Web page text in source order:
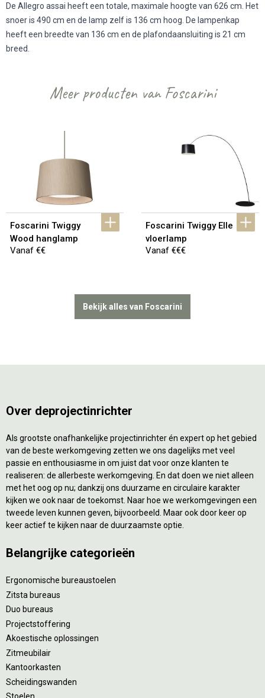
De Allegro assai heeft een totale, maximale hoogte van 626 cm. Het
snoer is 490 cm en de lamp zelf is 136 cm hoog. De lampenkap
heeft een breedte van 136 cm en de plafondaansluiting is 21 cm
breed.
Meer producten van Foscarini
Foscarini Twiggy
Wood hanglamp
Vanaf €€
Foscarini Twiggy Elle
vloerlamp
Vanaf €€€
Bekijk alles van Foscarini
Over deprojectinrichter
Als grootste onafhankelijke projectinrichter én expert op het gebied
van de beste werkomgeving zetten we ons dagelijks met veel
passie en enthousiasme in om juist dat voor onze klanten te
realiseren: de allerbeste werkomgeving. En dat doen we niet alleen
met het oog op nu; dankzij ons duurzame en circulaire karakter
kijken we ook naar de toekomst. Naar hoe we werkomgevingen een
tweede leven kunnen geven, bijvoorbeeld. Maar ook door keer op
keer actief te kijken naar de duurzaamste optie.
Belangrijke categorieën
Ergonomische bureaustoelen
Zitsta bureaus
Duo bureaus
Projectstoffering
Akoestische oplossingen
Zitmeubilair
Kantoorkasten
Scheidingswanden